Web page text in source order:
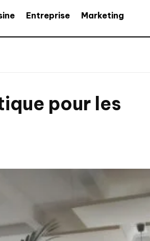
Entreprise Marketing
pour les